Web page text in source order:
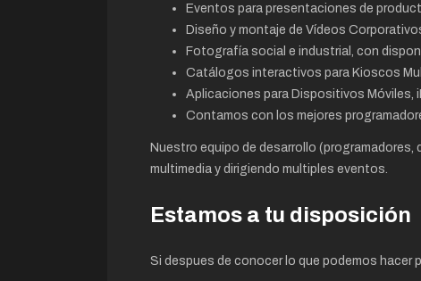
Eventos para presentaciones de
Diseño y montaje de Vídeos
Fotografía social e industrial, con
Catálogos interactivos para Kioscos
Aplicaciones para Dispositivos Móviles,
Contamos con los mejores
Nuestro equipo de desarrollo
multimedia y dirigiendo multiples eventos.
Estamos a tu disposición
Si despues de conocer lo que podemos hacer